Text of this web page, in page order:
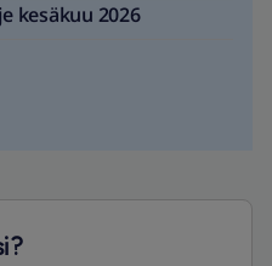
kesäkuu 2026